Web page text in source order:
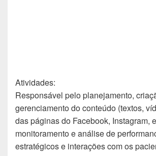
Atividades:
Responsável pelo planejamento,
gerenciamento do conteúdo (textos,
das páginas do Facebook, Instagram,
monitoramento e análise de
estratégicos e interações com os